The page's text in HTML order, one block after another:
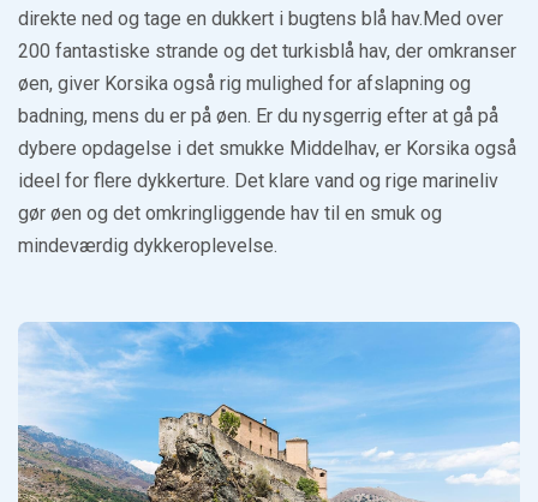
direkte ned og tage en dukkert i bugtens blå hav.Med over
200 fantastiske strande og det turkisblå hav, der omkranser
øen, giver Korsika også rig mulighed for afslapning og
badning, mens du er på øen. Er du nysgerrig efter at gå på
dybere opdagelse i det smukke Middelhav, er Korsika også
ideel for flere dykkerture. Det klare vand og rige marineliv
gør øen og det omkringliggende hav til en smuk og
mindeværdig dykkeroplevelse.